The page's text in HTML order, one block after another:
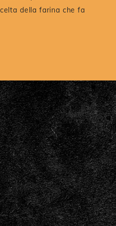
della farina che fa